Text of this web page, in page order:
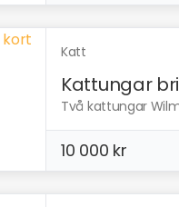
Katt
Kattungar
Två kattungar
10 000 kr